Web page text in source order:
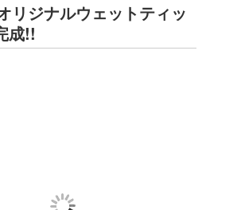
リジナルウェットティッ
成!!